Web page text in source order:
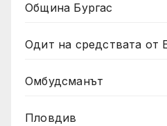
Община Бургас
Одит на средствата от
Омбудсманът
Пловдив